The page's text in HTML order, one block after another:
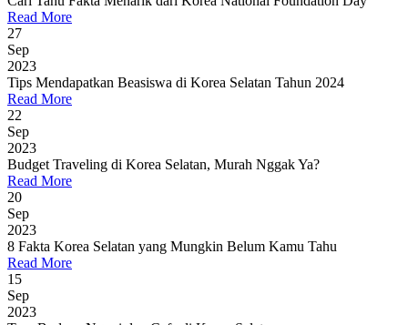
Read More
27
Sep
2023
Tips Mendapatkan Beasiswa di Korea Selatan Tahun 2024
Read More
22
Sep
2023
Budget Traveling di Korea Selatan, Murah Nggak Ya?
Read More
20
Sep
2023
8 Fakta Korea Selatan yang Mungkin Belum Kamu Tahu
Read More
15
Sep
2023